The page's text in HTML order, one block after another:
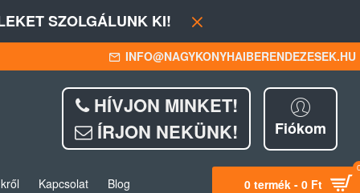
SZOLGÁLUNK KI!
INFO@NAGYKONYHAIBERENDEZESEK.HU
HÍVJON MINKET!
ÍRJON NEKÜNK!
Fiókom
Kapcsolat Blog 0 termék - 0 Ft